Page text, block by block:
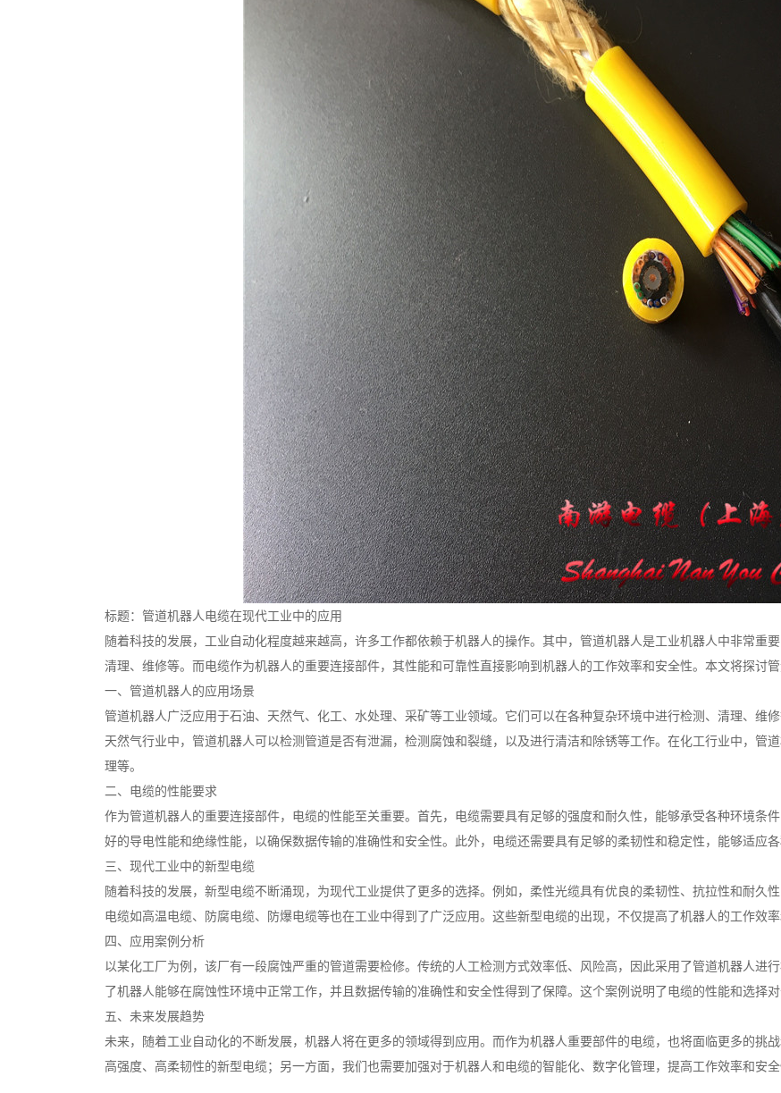
标题：管道机器人电缆在现代工业中的应用
随着科技的发展，工业自动化程度越来越高，许多工作都依赖于机器人的操作。其中，管道机器人是工业机器人中非常重
清理、维修等。而电缆作为机器人的重要连接部件，其性能和可靠性直接影响到机器人的工作效率和安全性。本文将探讨
一、管道机器人的应用场景
管道机器人广泛应用于石油、天然气、化工、水处理、采矿等工业领域。它们可以在各种复杂环境中进行检测、清理、维
天然气行业中，管道机器人可以检测管道是否有泄漏，检测腐蚀和裂缝，以及进行清洁和除锈等工作。在化工行业中，管
理等。
二、电缆的性能要求
作为管道机器人的重要连接部件，电缆的性能至关重要。首先，电缆需要具有足够的强度和耐久性，能够承受各种环境条
好的导电性能和绝缘性能，以确保数据传输的准确性和安全性。此外，电缆还需要具有足够的柔韧性和稳定性，能够适应各
三、现代工业中的新型电缆
随着科技的发展，新型电缆不断涌现，为现代工业提供了更多的选择。例如，柔性光缆具有优良的柔韧性、抗拉性和耐久
电缆如高温电缆、防腐电缆、防爆电缆等也在工业中得到了广泛应用。这些新型电缆的出现，不仅提高了机器人的工作效
四、应用案例分析
以某化工厂为例，该厂有一段腐蚀严重的管道需要检修。传统的人工检测方式效率低、风险高，因此采用了管道机器人进
了机器人能够在腐蚀性环境中正常工作，并且数据传输的准确性和安全性得到了保障。这个案例说明了电缆的性能和选择对
五、未来发展趋势
未来，随着工业自动化的不断发展，机器人将在更多的领域得到应用。而作为机器人重要部件的电缆，也将面临更多的挑
高强度、高柔韧性的新型电缆；另一方面，我们也需要加强对于机器人和电缆的智能化、数字化管理，提高工作效率和安全